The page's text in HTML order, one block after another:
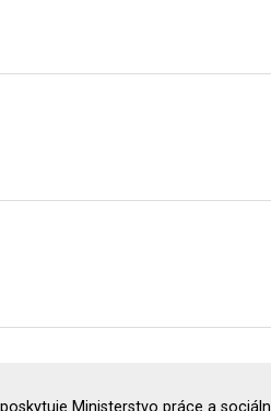
Ministerstvo práce a